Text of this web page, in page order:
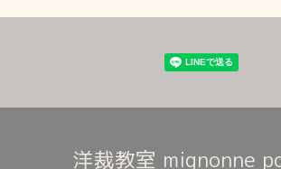
洋裁教室 mignonne